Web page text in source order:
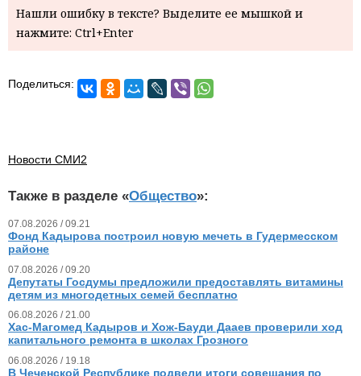
Нашли ошибку в тексте? Выделите ее мышкой и
нажмите: Ctrl+Enter
Поделиться:
Новости СМИ2
Также в разделе «Общество»:
07.08.2026 / 09.21
Фонд Кадырова построил новую мечеть в Гудермесском
районе
07.08.2026 / 09.20
Депутаты Госдумы предложили предоставлять витамины
детям из многодетных семей бесплатно
06.08.2026 / 21.00
Хас-Магомед Кадыров и Хож-Бауди Дааев проверили ход
капитального ремонта в школах Грозного
06.08.2026 / 19.18
В Чеченской Республике подвели итоги совещания по